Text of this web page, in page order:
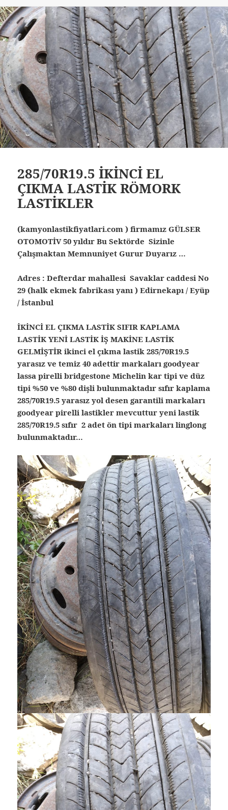
285/70R19.5 İKİNCİ EL
ÇIKMA LASTİK RÖMORK
LASTİKLER
(kamyonlastikfiyatlari.com ) firmamız GÜLSER
OTOMOTİV 50 yıldır Bu Sektörde Sizinle
Çalışmaktan Memnuniyet Gurur Duyarız …
Adres : Defterdar mahallesi Savaklar caddesi No
29 (halk ekmek fabrikası yanı ) Edirnekapı / Eyüp
/ İstanbul
İKİNCİ EL ÇIKMA LASTİK SIFIR KAPLAMA
LASTİK YENİ LASTİK İŞ MAKİNE LASTİK
GELMİŞTİR ikinci el çıkma lastik 285/70R19.5
yarasız ve temiz 40 adettir markaları goodyear
lassa pirelli bridgestone Michelin kar tipi ve düz
tipi %50 ve %80 dişli bulunmaktadır sıfır kaplama
285/70R19.5 yarasız yol desen garantili markaları
goodyear pirelli lastikler mevcuttur yeni lastik
285/70R19.5 sıfır 2 adet ön tipi markaları linglong
bulunmaktadır…